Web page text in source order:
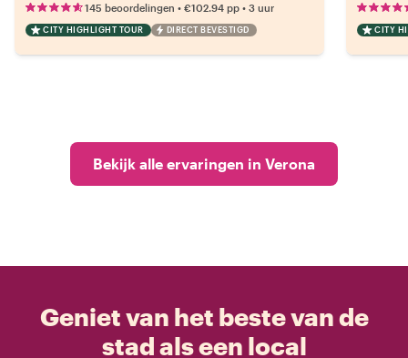
145 beoordelingen • €102.94 pp • 3 uur
CITY HIGHLIGHT TOUR DIRECT BEVESTIGD CITY
Bekijk alle ervaringen in Verona
Geniet van het beste van de
stad als een local